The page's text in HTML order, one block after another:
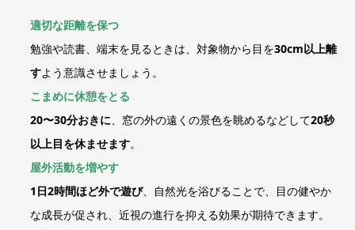
適切な距離を保つ
勉強や読書、端末を見るときは、対象物から目を30cm以上離
すよう意識させましょう。
こまめに休憩をとる
20〜30分おきに、窓の外の遠くの景色を眺めるなどして20秒
以上目を休ませます。
屋外活動を増やす
1日2時間ほど外で遊び、自然光を浴びることで、目の健やか
な成長が促され、近視の進行を抑える効果が期待できます。